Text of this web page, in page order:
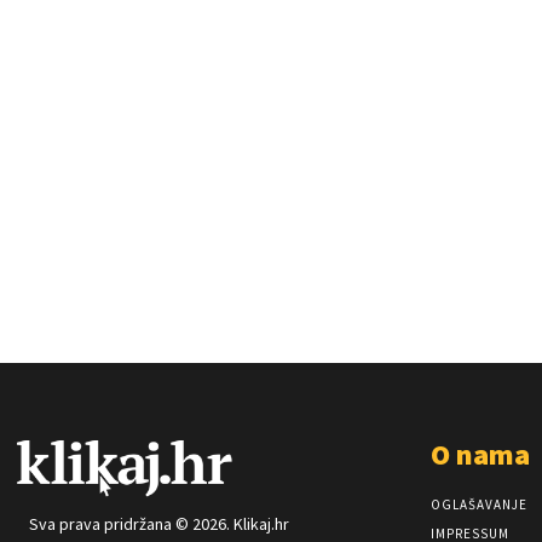
Sva prava pridržana © 2026. Klikaj.hr
O nama
OGLAŠAVANJE
IMPRESSUM